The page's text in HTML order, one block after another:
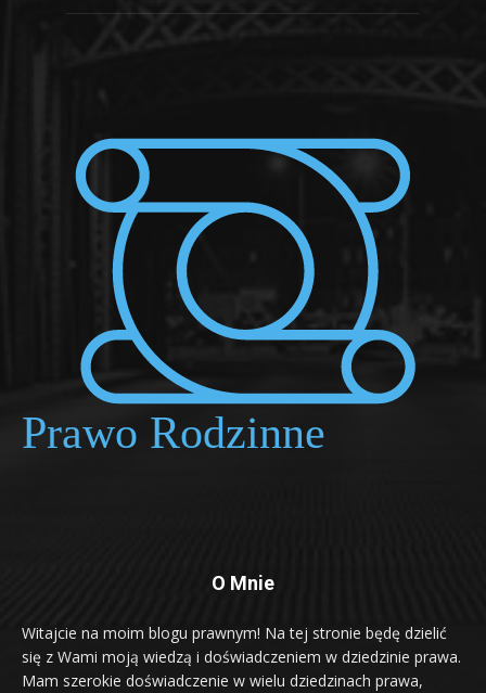
O Mnie
Witajcie na moim blogu prawnym! Na tej stronie będę dzielić
się z Wami moją wiedzą i doświadczeniem w dziedzinie prawa.
Mam szerokie doświadczenie w wielu dziedzinach prawa,